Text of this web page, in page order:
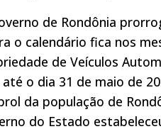
de Rondônia
o calendário fica nos
de Veículos
o dia 31 de maio de
da população de
do Estado